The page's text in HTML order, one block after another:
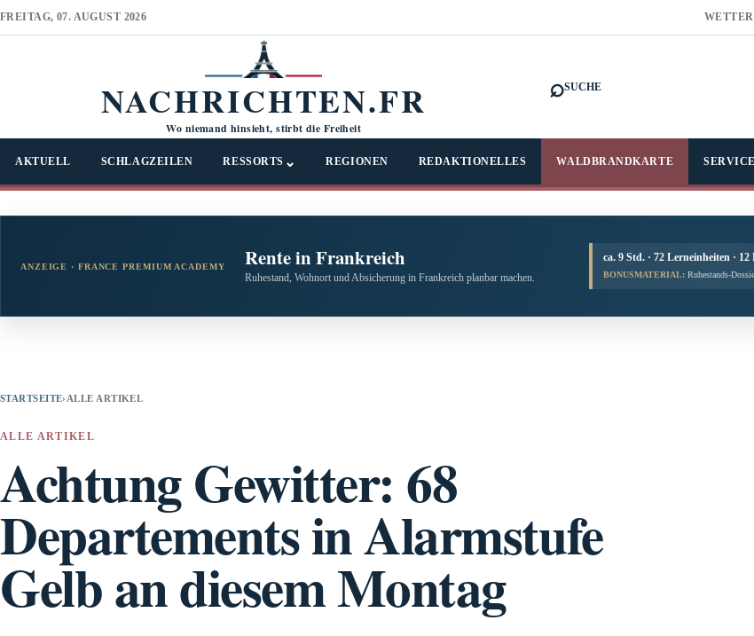
FREITAG, 07. AUGUST 2026
NACHRICHTEN.FR
Wo niemand hinsieht, stirbt die Freiheit
⌕SUCHE
AKTUELL SCHLAGZEILEN RESSORTS ⌄ REGIONEN REDAKTIONELLES WALDBRANDKARTE
ANZEIGE · FRANCE PREMIUM ACADEMY Rente in Frankreich
Ruhestand, Wohnort und Absicherung in Frankreich planbar machen.
ca. 9 Std. · 72 Lerneinheiten · 12
BONUSMATERIAL: Ruhestands-
STARTSEITE› ALLE ARTIKEL
ALLE ARTIKEL
Achtung Gewitter: 68
Departements in Alarmstufe
Gelb an diesem Montag